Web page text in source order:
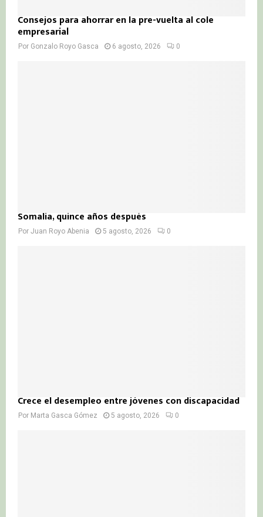
Consejos para ahorrar en la pre-vuelta al cole
empresarial
Por Gonzalo Royo Gasca 6 agosto, 2026 0
Somalia, quince años después
Por Juan Royo Abenia 5 agosto, 2026 0
Crece el desempleo entre jóvenes con discapacidad
Por Marta Gasca Gómez 5 agosto, 2026 0